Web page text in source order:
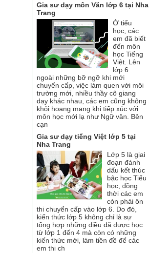
Gia sư dạy môn Văn lớp 6 tại Nha
Trang
Ở tiểu
học, các
em đã biết
đến môn
học Tiếng
Việt. Lên
lớp 6
ngoài những bỡ ngỡ khi mới
chuyển cấp, việc làm quen với môi
trường mới, nhiều thầy cô giang
dạy khác nhau, các em cũng không
khỏi hoang mang khi tiếp xúc với
môn học mới lạ như Ngữ văn. Bên
cạn
Gia sư dạy tiếng Việt lớp 5 tại
Nha Trang
Lớp 5 là giai
đoạn đánh
dấu kết thúc
bậc học Tiểu
học, đồng
thời các em
còn phải ôn
thi chuyển cấp vào lớp 6. Do đó,
kiến thức lớp 5 không chỉ là sự
tổng hợp những điều đã được học
từ lớp 1 đến 4 mà còn có những
kiến thức mới, làm tiền đề để các
em thi ch